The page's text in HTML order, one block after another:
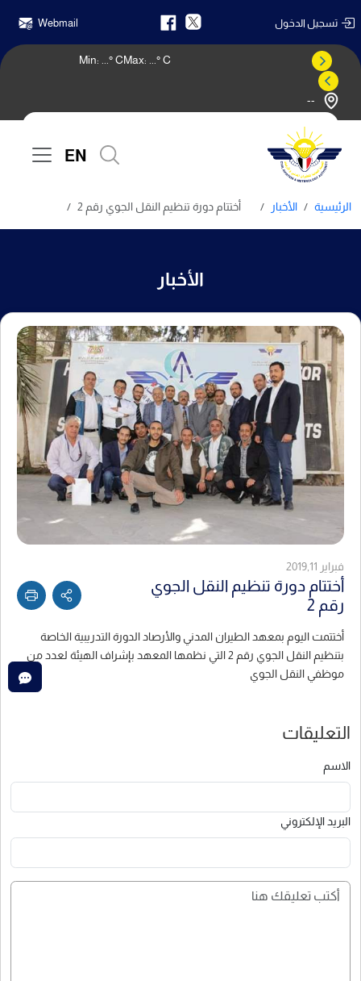
تسجيل الدخول Webmail
--
Max: ° C
Min: ° C
EN
الرئيسية الأخبار أختتام دورة تنظيم النقل الجوي رقم 2
الأخبار
فبراير 2019,11
أختتام دورة تنظيم النقل الجوي
رقم 2
أختتمت اليوم بمعهد الطيران المدني والأرصاد الدورة التدريبية الخاصة
بتنظيم النقل الجوي رقم 2 التي نظمها المعهد بإشراف الهيئة لعدد من
موظفي النقل الجوي
التعليقات
الاسم
البريد الإلكتروني